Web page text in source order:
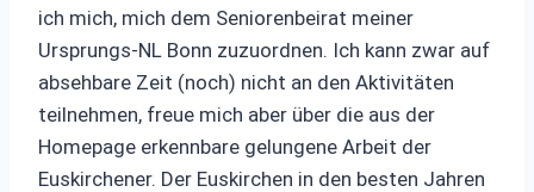
ich mich, mich dem Seniorenbeirat meiner
Ursprungs-NL Bonn zuzuordnen. Ich kann zwar auf
absehbare Zeit (noch) nicht an den Aktivitäten
teilnehmen, freue mich aber über die aus der
Homepage erkennbare gelungene Arbeit der
Euskirchener. Der Euskirchen in den besten Jahren